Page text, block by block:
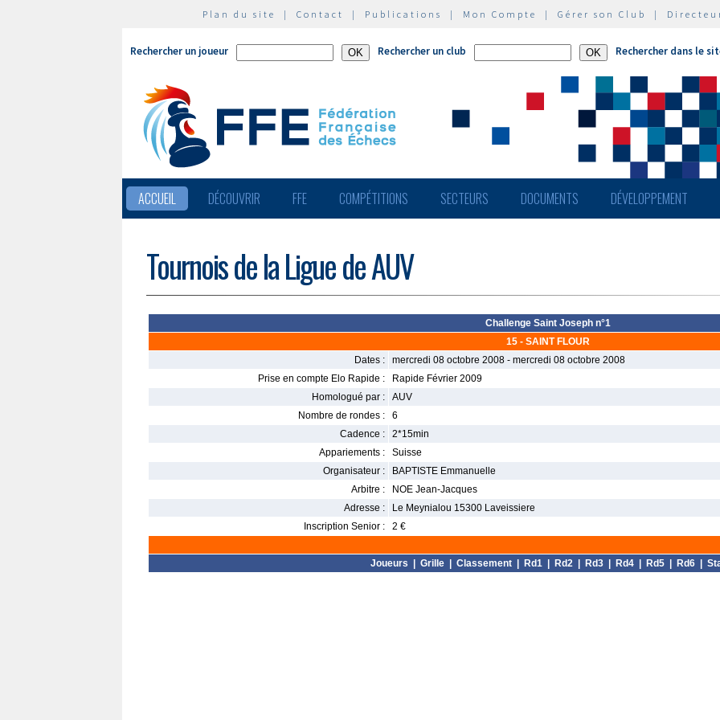
Plan du site | Contact | Publications | Mon Compte | Gérer son Club |
Rechercher un joueur Rechercher un club Rechercher dans le
ACCUEIL DÉCOUVRIR FFE COMPÉTITIONS SECTEURS DOCUMENTS DÉVELOPPEMENT
Tournois de la Ligue de AUV
Challenge Saint Joseph n°1
15 - SAINT FLOUR
Dates :
mercredi 08 octobre 2008 - mercredi 08 octobre 2008
Prise en compte Elo Rapide :
Rapide Février 2009
Homologué par :
AUV
Nombre de rondes :
6
Cadence :
2*15min
Appariements :
Suisse
Organisateur :
BAPTISTE Emmanuelle
Arbitre :
NOE Jean-Jacques
Adresse :
Le Meynialou 15300 Laveissiere
Inscription Senior :
2 €
Joueurs Grille| Classement| Rd1| Rd2| Rd3| Rd4| Rd5| Rd6|